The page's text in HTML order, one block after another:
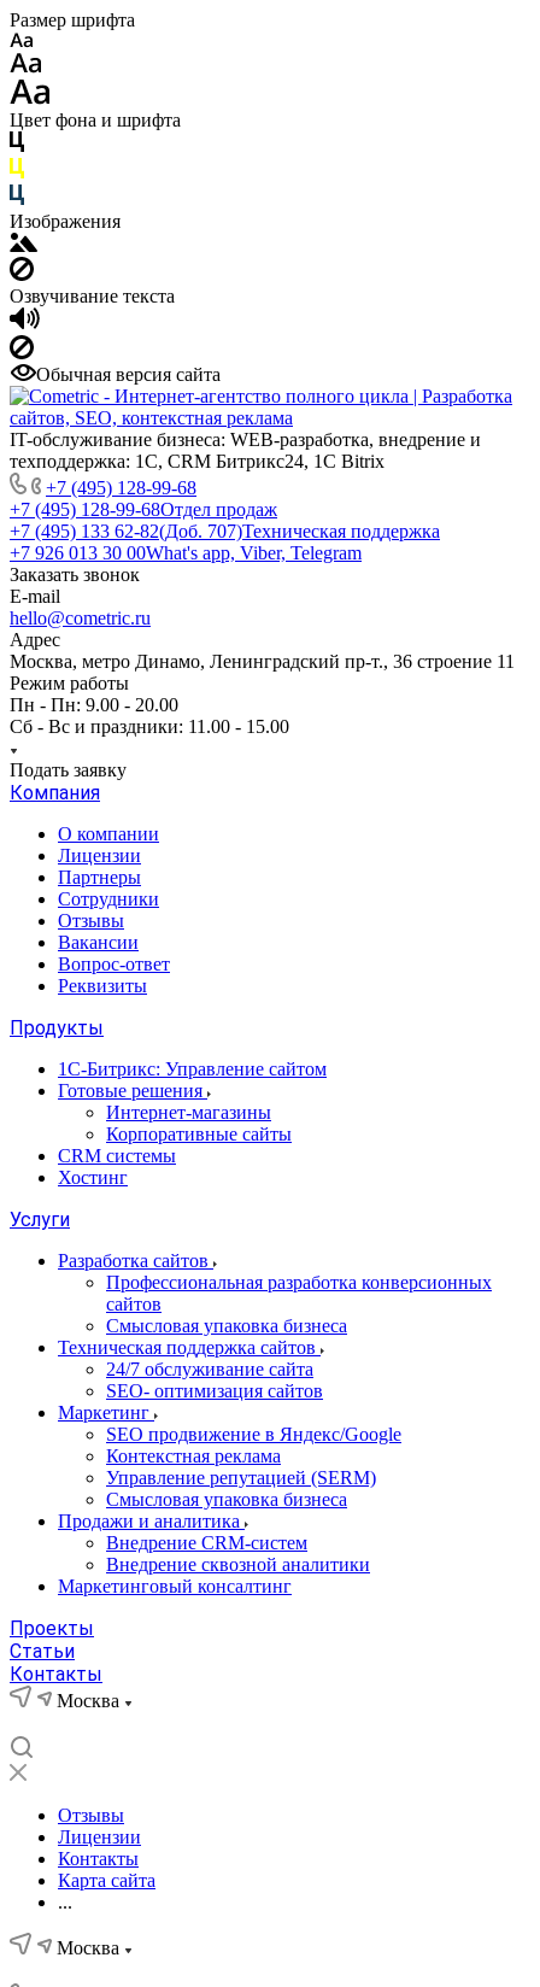
Размер шрифта
Цвет фона и шрифта
Изображения
Озвучивание текста
Обычная версия сайта
IT-обслуживание бизнеса: WEB-разработка, внедрение и
техподдержка: 1С, CRM Битрикс24, 1С Bitrix
+7 (495) 128-99-68
+7 (495) 128-99-68Отдел продаж
+7 (495) 133 62-82(Доб. 707)Техническая поддержка
+7 926 013 30 00What's app, Viber, Telegram
Заказать звонок
E-mail
hello@cometric.ru
Адрес
Москва, метро Динамо, Ленинградский пр-т., 36 строение 11
Режим работы
Пн - Пн: 9.00 - 20.00
Сб - Вс и праздники: 11.00 - 15.00
Подать заявку
Компания
О компании
Лицензии
Партнеры
Сотрудники
Отзывы
Вакансии
Вопрос-ответ
Реквизиты
Продукты
1С-Битрикс: Управление сайтом
Готовые решения
Интернет-магазины
Корпоративные сайты
CRM системы
Хостинг
Услуги
Разработка сайтов
Профессиональная разработка конверсионных
сайтов
Смысловая упаковка бизнеса
Техническая поддержка сайтов
24/7 обслуживание сайта
SEO- оптимизация сайтов
Маркетинг
SEO продвижение в Яндекс/Google
Контекстная реклама
Управление репутацией (SERM)
Смысловая упаковка бизнеса
Продажи и аналитика
Внедрение CRM-систем
Внедрение сквозной аналитики
Маркетинговый консалтинг
Проекты
Статьи
Контакты
Москва
Отзывы
Лицензии
Контакты
Карта сайта
...
Москва